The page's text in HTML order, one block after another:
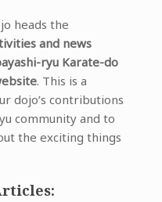
heads the
and news
ryu Karate-do
. This is a
dojo’s contributions
community and to
the exciting things